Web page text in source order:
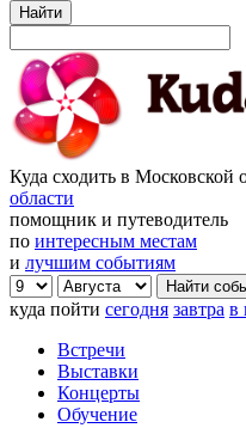
Найти
Куда сходить в Московской
области
помощник и путеводитель
по интересным местам
и лучшим событиям
куда пойти сегодня завтра в
Встречи
Выставки
Концерты
Обучение